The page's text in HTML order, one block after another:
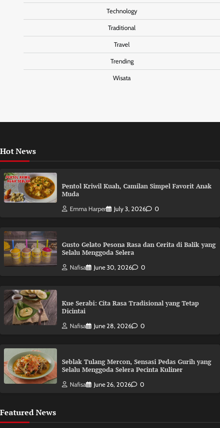
Technology
Traditional
Travel
Trending
Wisata
Hot News
Pentol Kriwil Kuah, Camilan Simpel Favorit Anak
Muda
Emma Harper July 3, 2026 0
Gusto Gelato Pesona Rasa dan Cerita di Balik yang
Selalu Menggoda Selera
Nafisa June 30, 2026 0
Kue Serabi: Cita Rasa Tradisional yang Tetap
Dicintai
Nafisa June 28, 2026 0
Seblak Tulang Mercon, Sensasi Pedas Gurih yang
Selalu Menggoda Selera Pecinta Kuliner
Nafisa June 26, 2026 0
Featured News